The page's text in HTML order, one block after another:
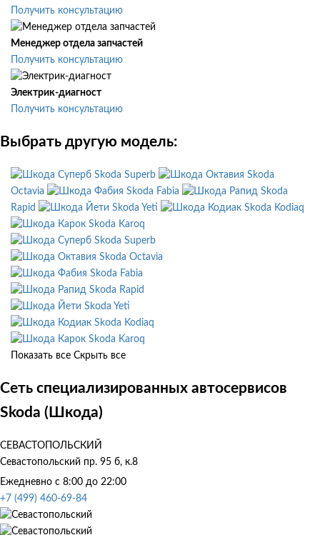
Получить консультацию
Менеджер отдела запчастей
Получить консультацию
Электрик-диагност
Получить консультацию
Выбрать другую модель:
Skoda Superb
Skoda
Octavia
Skoda Fabia
Skoda
Rapid
Skoda Yeti
Skoda Kodiaq
Skoda Karoq
Skoda Superb
Skoda Octavia
Skoda Fabia
Skoda Rapid
Skoda Yeti
Skoda Kodiaq
Skoda Karoq
Показать все Скрыть все
Сеть специализированных автосервисов
Skoda (Шкода)
СЕВАСТОПОЛЬСКИЙ
Севастопольский пр. 95 б, к.8
Ежедневно с 8:00 до 22:00
+7 (499) 460-69-84